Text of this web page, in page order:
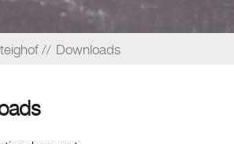
Downloads